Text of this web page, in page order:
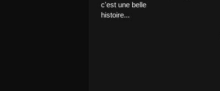
c'est une belle
histoire...